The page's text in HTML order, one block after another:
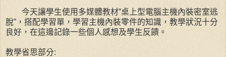
今天讓學生使用多媒體教材”桌上型電腦主機內裝密室逃
脫”，搭配學習單，學習主機內裝零件的知識，教學狀況十分
良好，在這邊記錄一些個人感想及學生反饋。
教學省思部分: